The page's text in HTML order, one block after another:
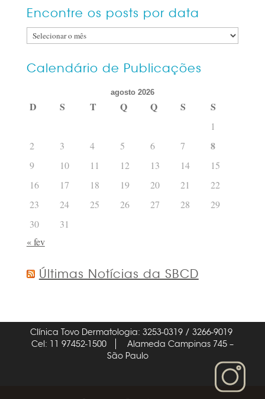
Encontre os posts por data
Encontre
posts
Calendário de Publicações
agosto 2026
D S T Q Q S S
1
2
3 4 5 6 7 8
9 10 11 12 13 14
15
16
17 18 19 20 21
22
23
24 25 26 27 28
29
30
31
« fev
Últimas Notícias da SBCD
Clínica Tovo Dermatologia: 3253-0319 / 3266-9019
Cel: 11 97452-1500
Alameda Campinas 745 –
São Paulo